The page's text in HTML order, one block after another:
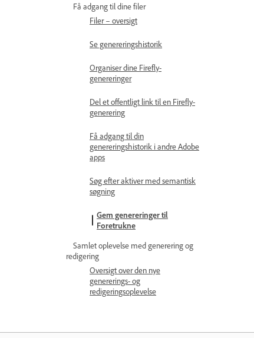
Få adgang til dine filer
Filer – oversigt
Se genereringshistorik
Organiser dine Firefly-
genereringer
Del et offentligt link til en Firefly-
generering
Få adgang til din
genereringshistorik i andre Adobe
apps
Søg efter aktiver med semantisk
søgning
Gem genereringer til
Foretrukne
Samlet oplevelse med generering og
redigering
Oversigt over den nye
genererings- og
redigeringsoplevelse